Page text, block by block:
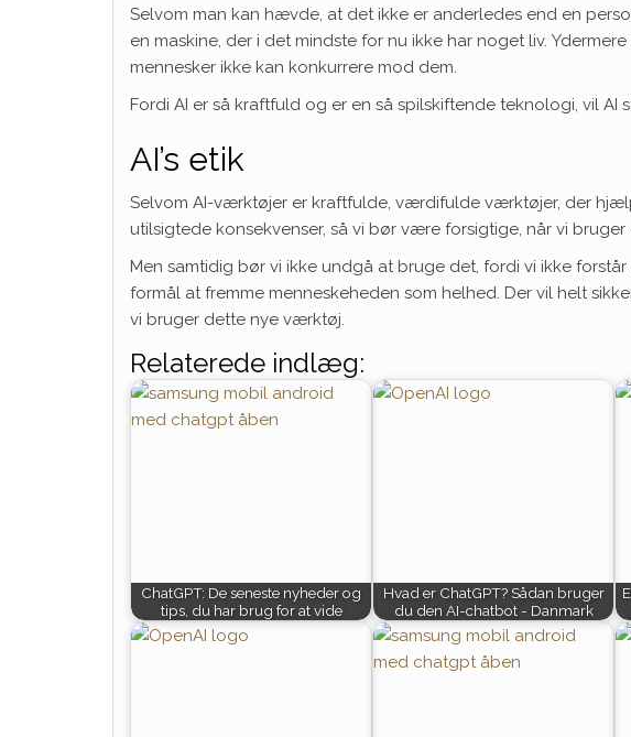
Selvom man kan hævde, at det ikke er anderledes end en
en maskine, der i det mindste for nu ikke har noget liv.
mennesker ikke kan konkurrere mod dem.
Fordi AI er så kraftfuld og er en så spilskiftende teknologi, vil
AI’s etik
Selvom AI-værktøjer er kraftfulde, værdifulde værktøjer, der
utilsigtede konsekvenser, så vi bør være forsigtige, når vi
Men samtidig bør vi ikke undgå at bruge det, fordi vi ikke
formål at fremme menneskeheden som helhed. Der vil helt
vi bruger dette nye værktøj.
Relaterede indlæg:
ChatGPT: De seneste nyheder og
tips, du har brug for at vide
Hvad er ChatGPT? Sådan bruger
du den AI-chatbot - Danmark